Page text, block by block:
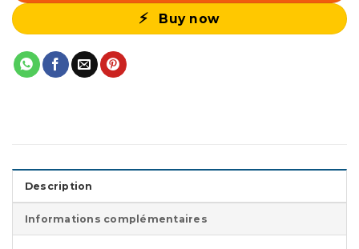
Buy now
Description
Informations complémentaires